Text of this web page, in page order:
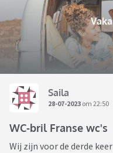
Saila
28-07-2023 om 22:50
WC-bril Franse wc's
Wij zijn voor de derde